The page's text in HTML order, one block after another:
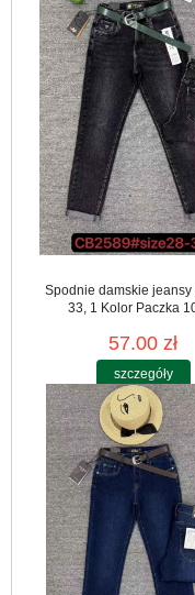
Spodnie damskie jeansy
33, 1 Kolor Paczka
57.00 zł
szczegóły